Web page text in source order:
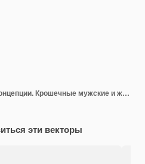
Люди пьют чай матча концепции. Крошечные мужские и женские персонажи у огромного чайника и чашки, использующие листья и порошок зеленого чая для приготовления полезных напитков и выпечки. Векторные иллюстрации шаржа
эти векторы